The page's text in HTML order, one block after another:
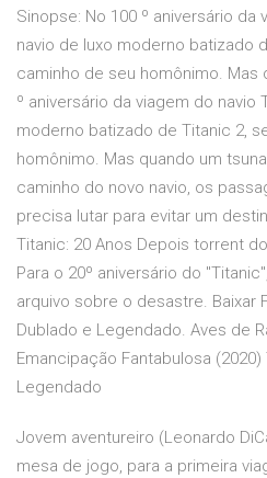
Sinopse: No 100 º aniversário da
navio de luxo moderno batizado
caminho de seu homônimo. Mas
º aniversário da viagem do navio
moderno batizado de Titanic 2,
homônimo. Mas quando um
caminho do novo navio, os
precisa lutar para evitar um
Titanic: 20 Anos Depois torrent
Para o 20º aniversário do
arquivo sobre o desastre. Baixar
Dublado e Legendado. Aves de
Emancipação Fantabulosa
Legendado
Jovem aventureiro (Leonardo
mesa de jogo, para a primeira